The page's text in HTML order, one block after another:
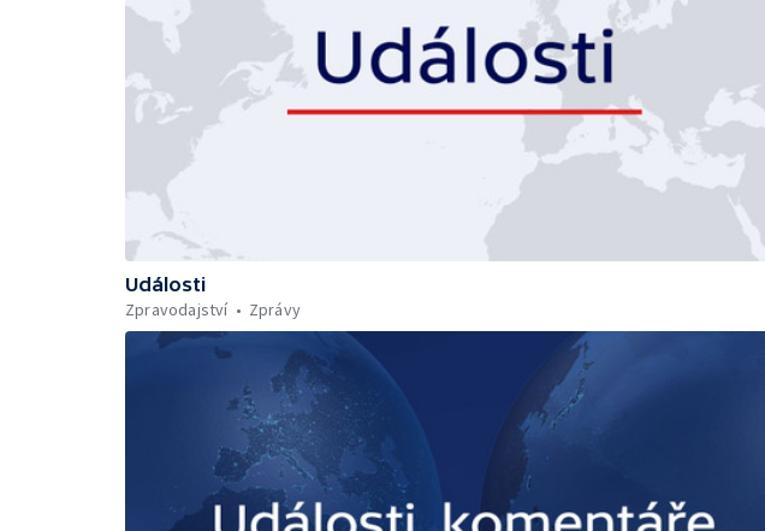
Události
Zpravodajství
Zprávy